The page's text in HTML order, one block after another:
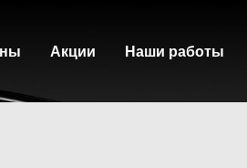
Акции Наши работы